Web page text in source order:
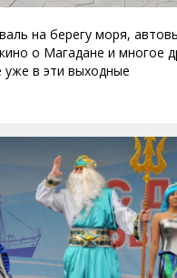
на берегу моря,
о Магадане и многое
уже в эти выходные